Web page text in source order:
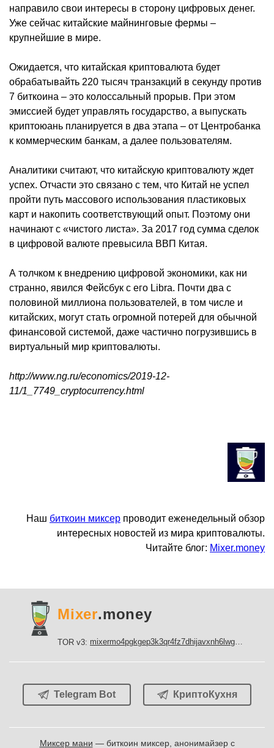
направило свои интересы в сторону цифровых денег.
Уже сейчас китайские майнинговые фермы –
крупнейшие в мире.
Ожидается, что китайская криптовалюта будет
обрабатывайть 220 тысяч транзакций в секунду против
7 биткоина – это колоссальный прорыв. При этом
эмиссией будет управлять государство, а выпускать
криптоюань планируется в два этапа – от Центробанка
к коммерческим банкам, а далее пользователям.
Аналитики считают, что китайскую криптовалюту ждет
успех. Отчасти это связано с тем, что Китай не успел
пройти путь массового использования пластиковых
карт и накопить соответствующий опыт. Поэтому они
начинают с «чистого листа». За 2017 год сумма сделок
в цифровой валюте превысила ВВП Китая.
А толчком к внедрению цифровой экономики, как ни
странно, явился Фейсбук с его Libra. Почти два с
половиной миллиона пользователей, в том числе и
китайских, могут стать огромной потерей для обычной
финансовой системой, даже частично погрузившись в
виртуальный мир криптовалюты.
http://www.ng.ru/economics/2019-12-
11/1_7749_cryptocurrency.html
Наш биткоин миксер проводит еженедельный обзор
интересных новостей из мира криптовалюты.
Читайте блог: Mixer.money
Mixer.money
TOR v3: mixermo4pgkgep3k3qr4fz7dhijavxnh6lwgu7gf5qeltpy4unjed2yd.onion
Telegram Bot КриптоКухня
Миксер мани — биткоин миксер, анонимайзер с